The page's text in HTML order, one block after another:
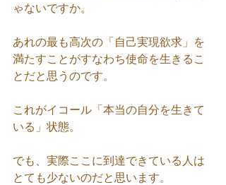
ゃないですか。
あれの最も高次の「自己実現欲求」を
満たすことがすなわち使命を生きるこ
とだと思うのです。
これがイコール「本当の自分を生きて
いる」状態。
でも、実際ここに到達できている人は
とても少ないのだと思います。